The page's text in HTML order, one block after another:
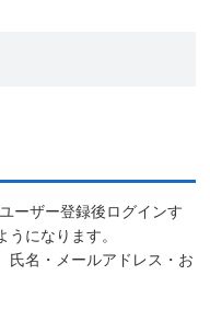
ーザー登録後ログインす
になります。
氏名・メールアドレス・お